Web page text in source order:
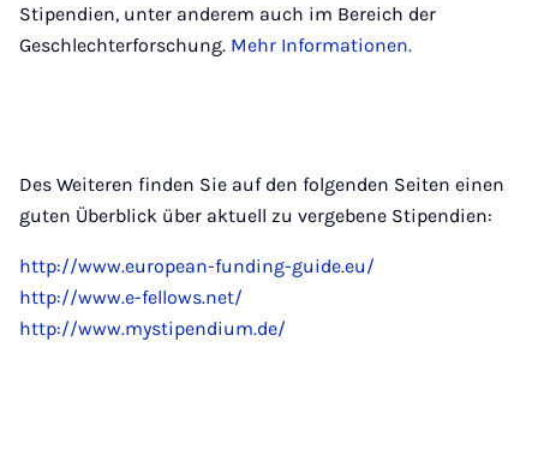
Stipendien, unter anderem auch im Bereich der
Geschlechterforschung. Mehr Informationen.
Des Weiteren finden Sie auf den folgenden Seiten einen
guten Überblick über aktuell zu vergebene Stipendien:
http://www.european-funding-guide.eu/
http://www.e-fellows.net/
http://www.mystipendium.de/